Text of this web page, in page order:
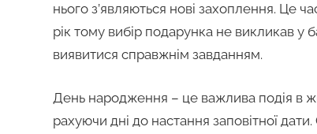
нього з’являються нові захоплення. Це
рік тому вибір подарунка не викликав у
виявитися справжнім завданням.
День народження – це важлива подія в
рахуючи дні до настання заповітної